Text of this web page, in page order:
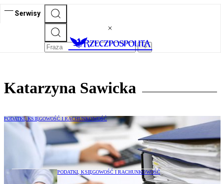
Serwisy
Katarzyna Sawicka
PODATKI, KSIĘGOWOŚĆ I RACHUNKOWOŚĆ
Jak poprawnie wypełnić formularz TPR i
nie narazić się fiskusowi
PODATKI, KSIĘGOWOŚĆ I RACHUNKOWOŚĆ